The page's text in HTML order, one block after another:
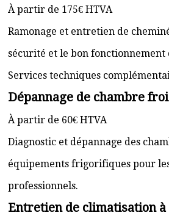
À partir de 175€ HTVA
Ramonage et entretien de
sécurité et le bon fonctionnement
Services techniques
Dépannage de chambre
À partir de 60€ HTVA
Diagnostic et dépannage des
équipements frigorifiques pour
professionnels.
Entretien de climatisation